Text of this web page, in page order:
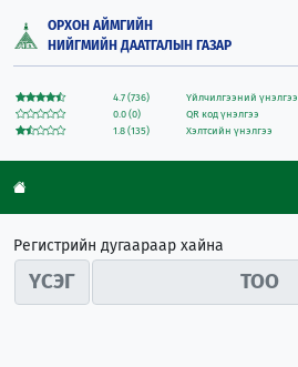
ОРХОН АЙМГИЙН
НИЙГМИЙН ДААТГАЛЫН ГАЗАР
4.7 (736)
Үйлчилгээний үнэлгээ
0.0 (0)
QR код үнэлгээ
1.8 (135)
Хэлтсийн үнэлгээ
Регистрийн дугаараар хайна